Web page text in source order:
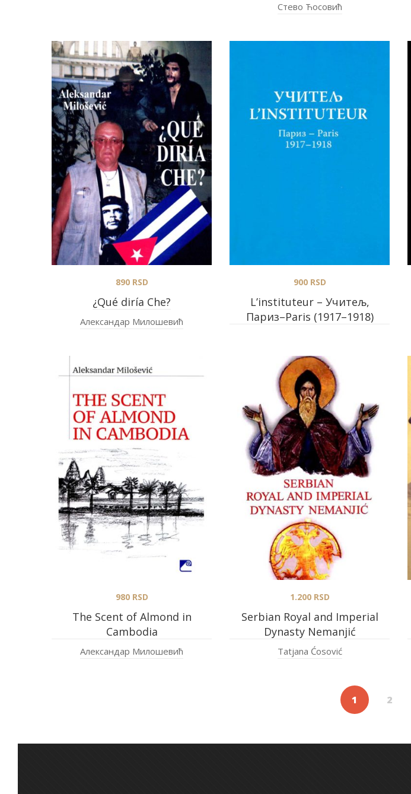
Стево Ћосовић
¿Qué diría Che?
890RSD
Александар Милошевић
L’instituteur – Учитељ,
Париз–Paris (1917–1918)
900RSD
The Scent of Almond in
Cambodia
980RSD
Александар Милошевић
Serbian Royal and Imperial
Dynasty Nemanjić
1.200RSD
Tatjana Ćosović
1 2